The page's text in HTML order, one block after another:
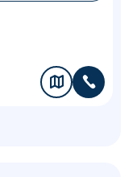
🗞 📞